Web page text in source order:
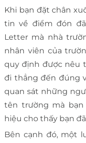
Khi bạn đặt chân
tin về điểm đón
Letter mà nhà
nhân viên của
quy định được nêu
đi thẳng đến đúng
quan sát những
tên trường mà
hiệu cho thấy bạn
Bên cạnh đó, một